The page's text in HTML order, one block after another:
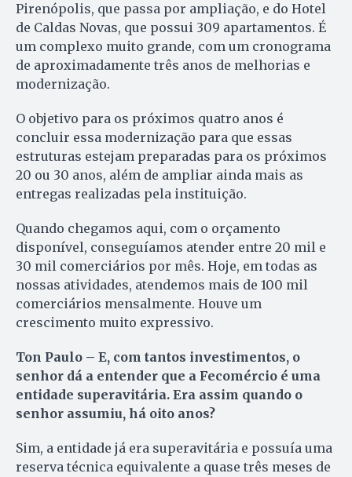
Pirenópolis, que passa por ampliação, e do Hotel
de Caldas Novas, que possui 309 apartamentos. É
um complexo muito grande, com um cronograma
de aproximadamente três anos de melhorias e
modernização.
O objetivo para os próximos quatro anos é
concluir essa modernização para que essas
estruturas estejam preparadas para os próximos
20 ou 30 anos, além de ampliar ainda mais as
entregas realizadas pela instituição.
Quando chegamos aqui, com o orçamento
disponível, conseguíamos atender entre 20 mil e
30 mil comerciários por mês. Hoje, em todas as
nossas atividades, atendemos mais de 100 mil
comerciários mensalmente. Houve um
crescimento muito expressivo.
Ton Paulo – E, com tantos investimentos, o
senhor dá a entender que a Fecomércio é uma
entidade superavitária. Era assim quando o
senhor assumiu, há oito anos?
Sim, a entidade já era superavitária e possuía uma
reserva técnica equivalente a quase três meses de